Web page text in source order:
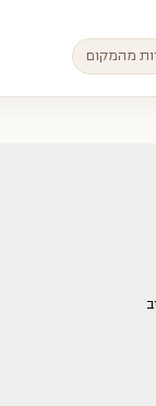
מהמקום